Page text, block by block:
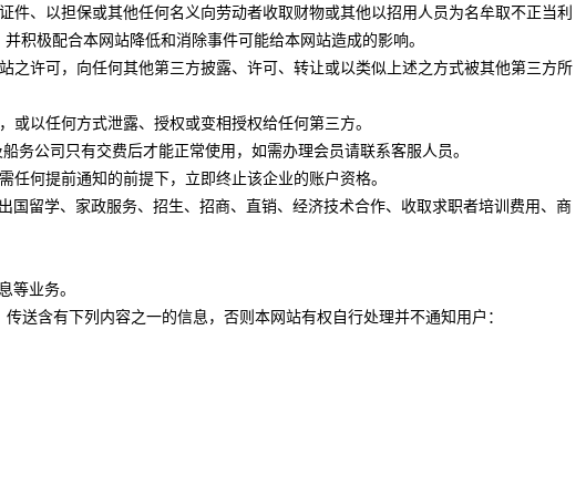
、以担保或其他任何名义向劳动者收取财物或其他以招用人员为名牟取不正当利
积极配合本网站降低和消除事件可能给本网站造成的影响。
许可，向任何其他第三方披露、许可、转让或以类似上述之方式被其他第三方所
以任何方式泄露、授权或变相授权给任何第三方。
务公司只有交费后才能正常使用，如需办理会员请联系客服人员。
何提前通知的前提下，立即终止该企业的账户资格。
国留学、家政服务、招生、招商、直销、经济技术合作、收取求职者培训费用、商
等业务。
送含有下列内容之一的信息，否则本网站有权自行处理并不通知用户：